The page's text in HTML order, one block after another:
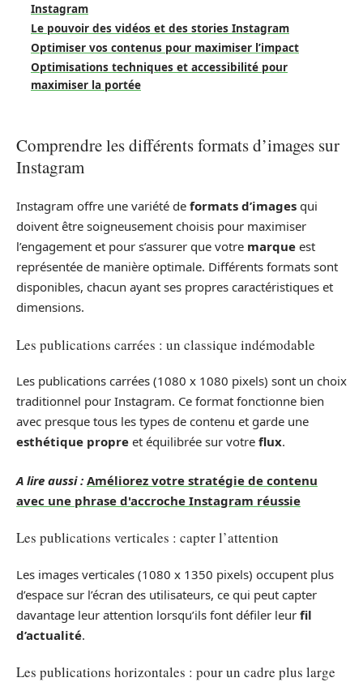
Instagram
Le pouvoir des vidéos et des stories Instagram
Optimiser vos contenus pour maximiser l’impact
Optimisations techniques et accessibilité pour
maximiser la portée
Comprendre les différents formats d’images sur
Instagram
Instagram offre une variété de formats d’images qui
doivent être soigneusement choisis pour maximiser
l’engagement et pour s’assurer que votre marque est
représentée de manière optimale. Différents formats sont
disponibles, chacun ayant ses propres caractéristiques et
dimensions.
Les publications carrées : un classique indémodable
Les publications carrées (1080 x 1080 pixels) sont un choix
traditionnel pour Instagram. Ce format fonctionne bien
avec presque tous les types de contenu et garde une
esthétique propre et équilibrée sur votre flux.
A lire aussi : Améliorez votre stratégie de contenu
avec une phrase d'accroche Instagram réussie
Les publications verticales : capter l’attention
Les images verticales (1080 x 1350 pixels) occupent plus
d’espace sur l’écran des utilisateurs, ce qui peut capter
davantage leur attention lorsqu’ils font défiler leur fil
d’actualité.
Les publications horizontales : pour un cadre plus large